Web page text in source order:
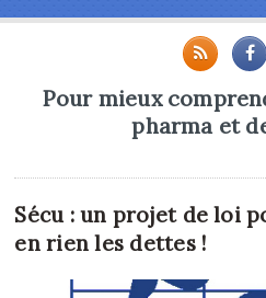
Pour mieux
pharma et
Sécu : un projet de loi
en rien les dettes !